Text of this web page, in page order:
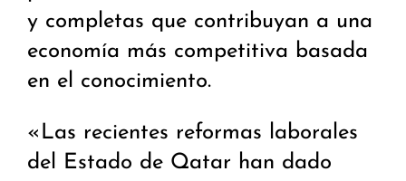
y completas que contribuyan a una
economía más competitiva basada
en el conocimiento.
«Las recientes reformas laborales
del Estado de Qatar han dado